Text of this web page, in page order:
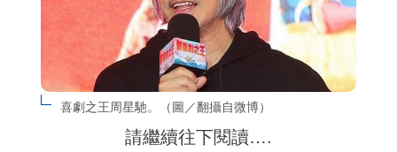
喜劇之王周星馳。（圖／翻攝自微博）
請繼續往下閱讀….